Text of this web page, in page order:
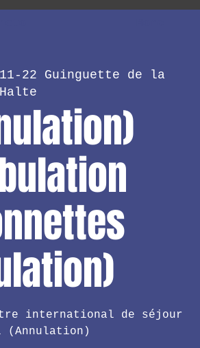
11-22 Guinguette de la
Halte
international de séjour
(Annulation)